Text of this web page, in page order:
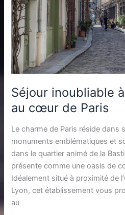
Séjour inoubliable
au cœur de Paris
Le charme de Paris réside dans
monuments emblématiques et
dans le quartier animé de la
présente comme une oasis de
Idéalement situé à proximité de
Lyon, cet établissement vous
au